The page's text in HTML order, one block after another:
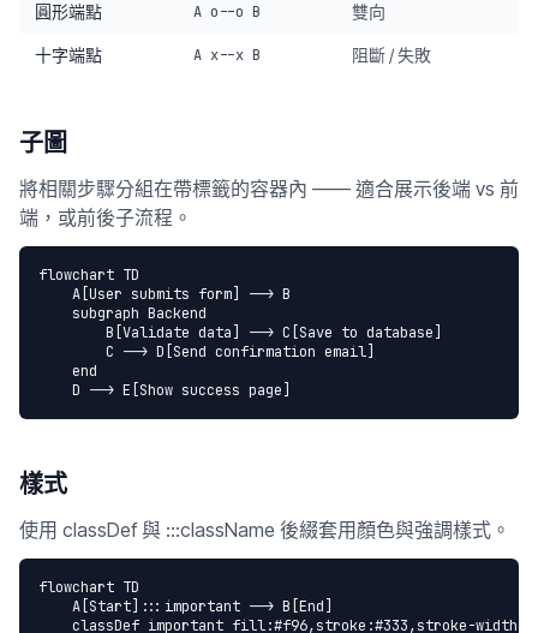
圓形端點 A o--o B 雙向
十字端點 A x--x B 阻斷 / 失敗
子圖
將相關步驟分組在帶標籤的容器內 —— 適合展示後端 vs 前
端，或前後子流程。
flowchart TD
    A[User submits form] --> B
    subgraph Backend
        B[Validate data] --> C[Save to database]
        C --> D[Send confirmation email]
    end
    D --> E[Show success page]
樣式
使用 classDef 與 :::className 後綴套用顏色與強調樣式。
flowchart TD
    A[Start]:::important --> B[End]
classDef important fill:#f96,stroke:#333,stroke-